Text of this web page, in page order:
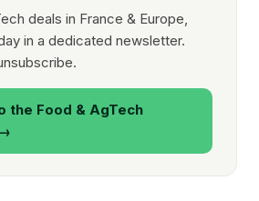
deals in France & Europe,
in a dedicated newsletter.
the Food & AgTech